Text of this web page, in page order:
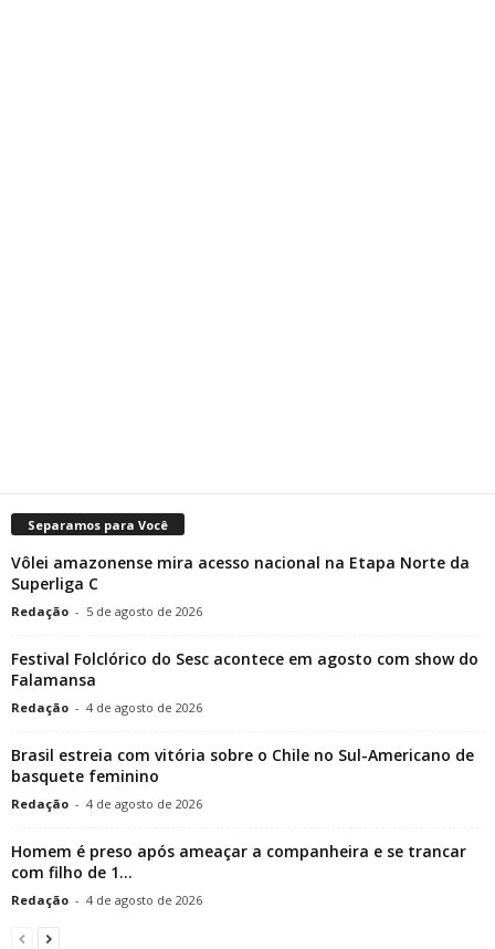
Separamos para Você
Vôlei amazonense mira acesso nacional na Etapa Norte da
Superliga C
Redação - 5 de agosto de 2026
Festival Folclórico do Sesc acontece em agosto com show do
Falamansa
Redação - 4 de agosto de 2026
Brasil estreia com vitória sobre o Chile no Sul-Americano de
basquete feminino
Redação - 4 de agosto de 2026
Homem é preso após ameaçar a companheira e se trancar
com filho de 1...
Redação - 4 de agosto de 2026